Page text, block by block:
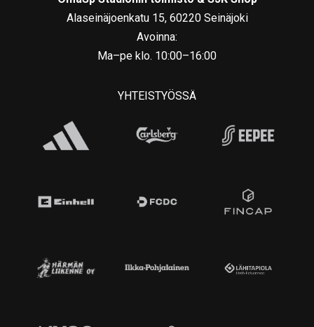
Alaseinäjoenkatu 15, 60220 Seinäjoki
Avoinna:
Ma–pe klo. 10:00–16:00
YHTEISTYÖSSÄ